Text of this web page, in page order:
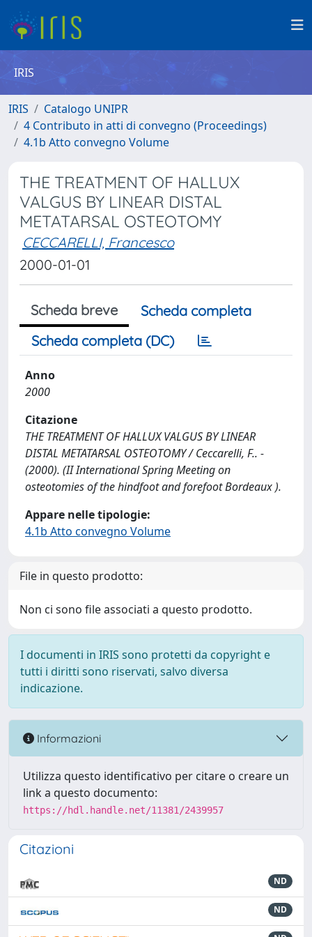
IRIS
IRIS
Catalogo UNIPR
4 Contributo in atti di convegno (Proceedings)
4.1b Atto convegno Volume
THE TREATMENT OF HALLUX
VALGUS BY LINEAR DISTAL
METATARSAL OSTEOTOMY
CECCARELLI, Francesco
2000-01-01
Scheda breve
Scheda completa
Scheda completa (DC)
Anno
2000
Citazione
THE TREATMENT OF HALLUX VALGUS BY LINEAR
DISTAL METATARSAL OSTEOTOMY / Ceccarelli, F.. -
(2000). (II International Spring Meeting on
osteotomies of the hindfoot and forefoot Bordeaux ).
Appare nelle tipologie:
4.1b Atto convegno Volume
File in questo prodotto:
Non ci sono file associati a questo prodotto.
I documenti in IRIS sono protetti da copyright e
tutti i diritti sono riservati, salvo diversa
indicazione.
Informazioni
Utilizza questo identificativo per citare o creare un
link a questo documento:
https://hdl.handle.net/11381/2439957
Citazioni
ND
ND